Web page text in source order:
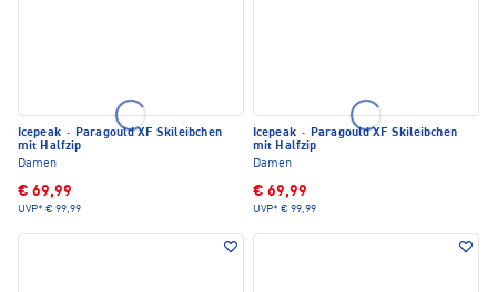
Icepeak · Paragould XF Skileibchen
mit Halfzip
Damen
€ 69,99
UVP* € 99,99
Icepeak · Paragould XF Skileibchen
mit Halfzip
Damen
€ 69,99
UVP* € 99,99